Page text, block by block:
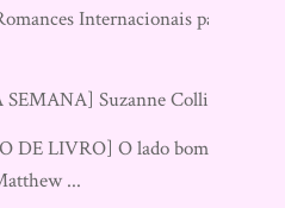
Internacionais para
Suzanne Collins
DE LIVRO] O lado bom
...